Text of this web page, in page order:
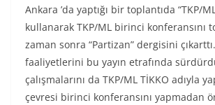
Ankara ’da yaptığı bir toplantıda “TKP/
kullanarak TKP/ML birinci konferansını
zaman sonra “Partizan” dergisini
faaliyetlerini bu yayın etrafında
çalışmalarını da TKP/ML TİKKO adıyla
çevresi birinci konferansını yapmadan